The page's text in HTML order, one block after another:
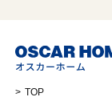
TOP